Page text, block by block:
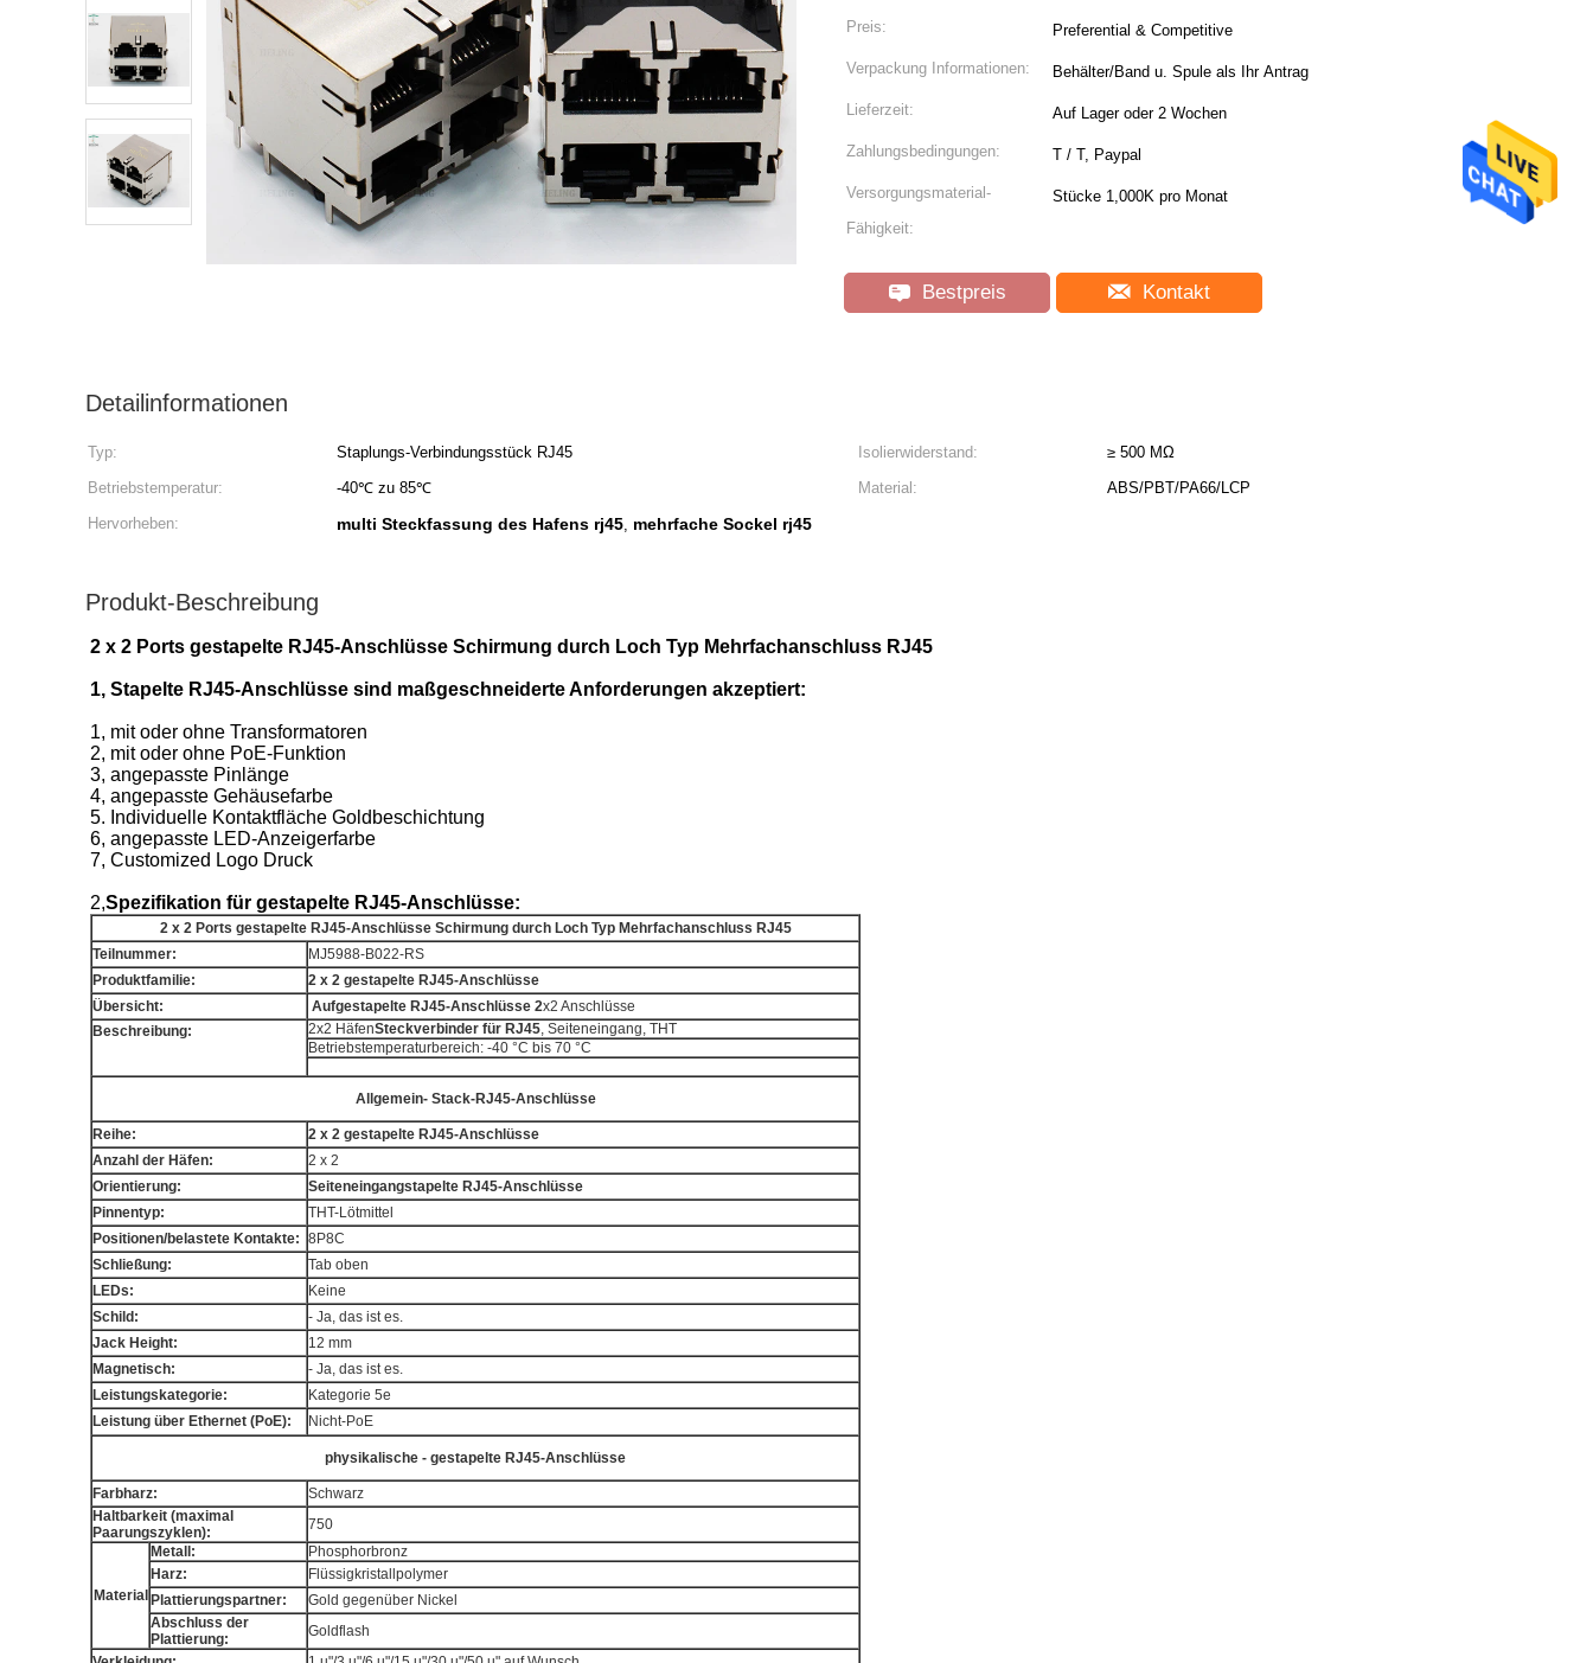
Preis: Preferential & Competitive
Verpackung Informationen: Behälter/Band u. Spule als Ihr Antrag
Lieferzeit: Auf Lager oder 2 Wochen
Zahlungsbedingungen: T / T, Paypal
Versorgungsmaterial-
Fähigkeit:
Stücke 1,000K pro Monat
Bestpreis Kontakt
Detailinformationen
Typ: Staplungs-Verbindungsstück RJ45 Isolierwiderstand:
≥ 500 MΩ
Betriebstemperatur:
-40℃ zu 85℃ Material:
ABS/PBT/PA66/LCP
Hervorheben:
multi Steckfassung des Hafens rj45, mehrfache Sockel rj45
Produkt-Beschreibung
2 x 2 Ports gestapelte RJ45-Anschlüsse Schirmung durch Loch Typ Mehrfachanschluss RJ45
1, Stapelte RJ45-Anschlüsse sind maßgeschneiderte Anforderungen akzeptiert:
1, mit oder ohne Transformatoren
2, mit oder ohne PoE-Funktion
3, angepasste Pinlänge
4, angepasste Gehäusefarbe
5. Individuelle Kontaktfläche Goldbeschichtung
6, angepasste LED-Anzeigerfarbe
7, Customized Logo Druck
2,Spezifikation für gestapelte RJ45-Anschlüsse:
2 x 2 Ports gestapelte RJ45-Anschlüsse Schirmung durch Loch Typ Mehrfachanschluss RJ45
Teilnummer:
MJ5988-B022-RS
Produktfamilie:
2 x 2 gestapelte RJ45-Anschlüsse
Übersicht:
Aufgestapelte RJ45-Anschlüsse 2x2 Anschlüsse
Beschreibung:
2x2 HäfenSteckverbinder für RJ45, Seiteneingang, THT
Betriebstemperaturbereich: -40 °C bis 70 °C
Allgemein- Stack-RJ45-Anschlüsse
Reihe:
2 x 2 gestapelte RJ45-Anschlüsse
Anzahl der Häfen:
2 x 2
Orientierung:
Seiteneingangstapelte RJ45-Anschlüsse
Pinnentyp:
THT-Lötmittel
Positionen/belastete Kontakte: 8P8C
Schließung:
Tab oben
LEDs:
Keine
Schild:
- Ja, das ist es.
Jack Height:
12 mm
Magnetisch:
- Ja, das ist es.
Leistungskategorie:
Kategorie 5e
Leistung über Ethernet (PoE):
Nicht-PoE
physikalische - gestapelte RJ45-Anschlüsse
Farbharz:
Schwarz
Haltbarkeit (maximal
Paarungszyklen):
750
Material
Metall:
Phosphorbronz
Harz:
Flüssigkristallpolymer
Plattierungspartner:
Gold gegenüber Nickel
Abschluss der
Plattierung:
Goldflash